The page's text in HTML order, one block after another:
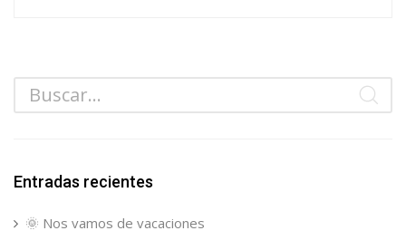
Entradas recientes
🌞 Nos vamos de vacaciones